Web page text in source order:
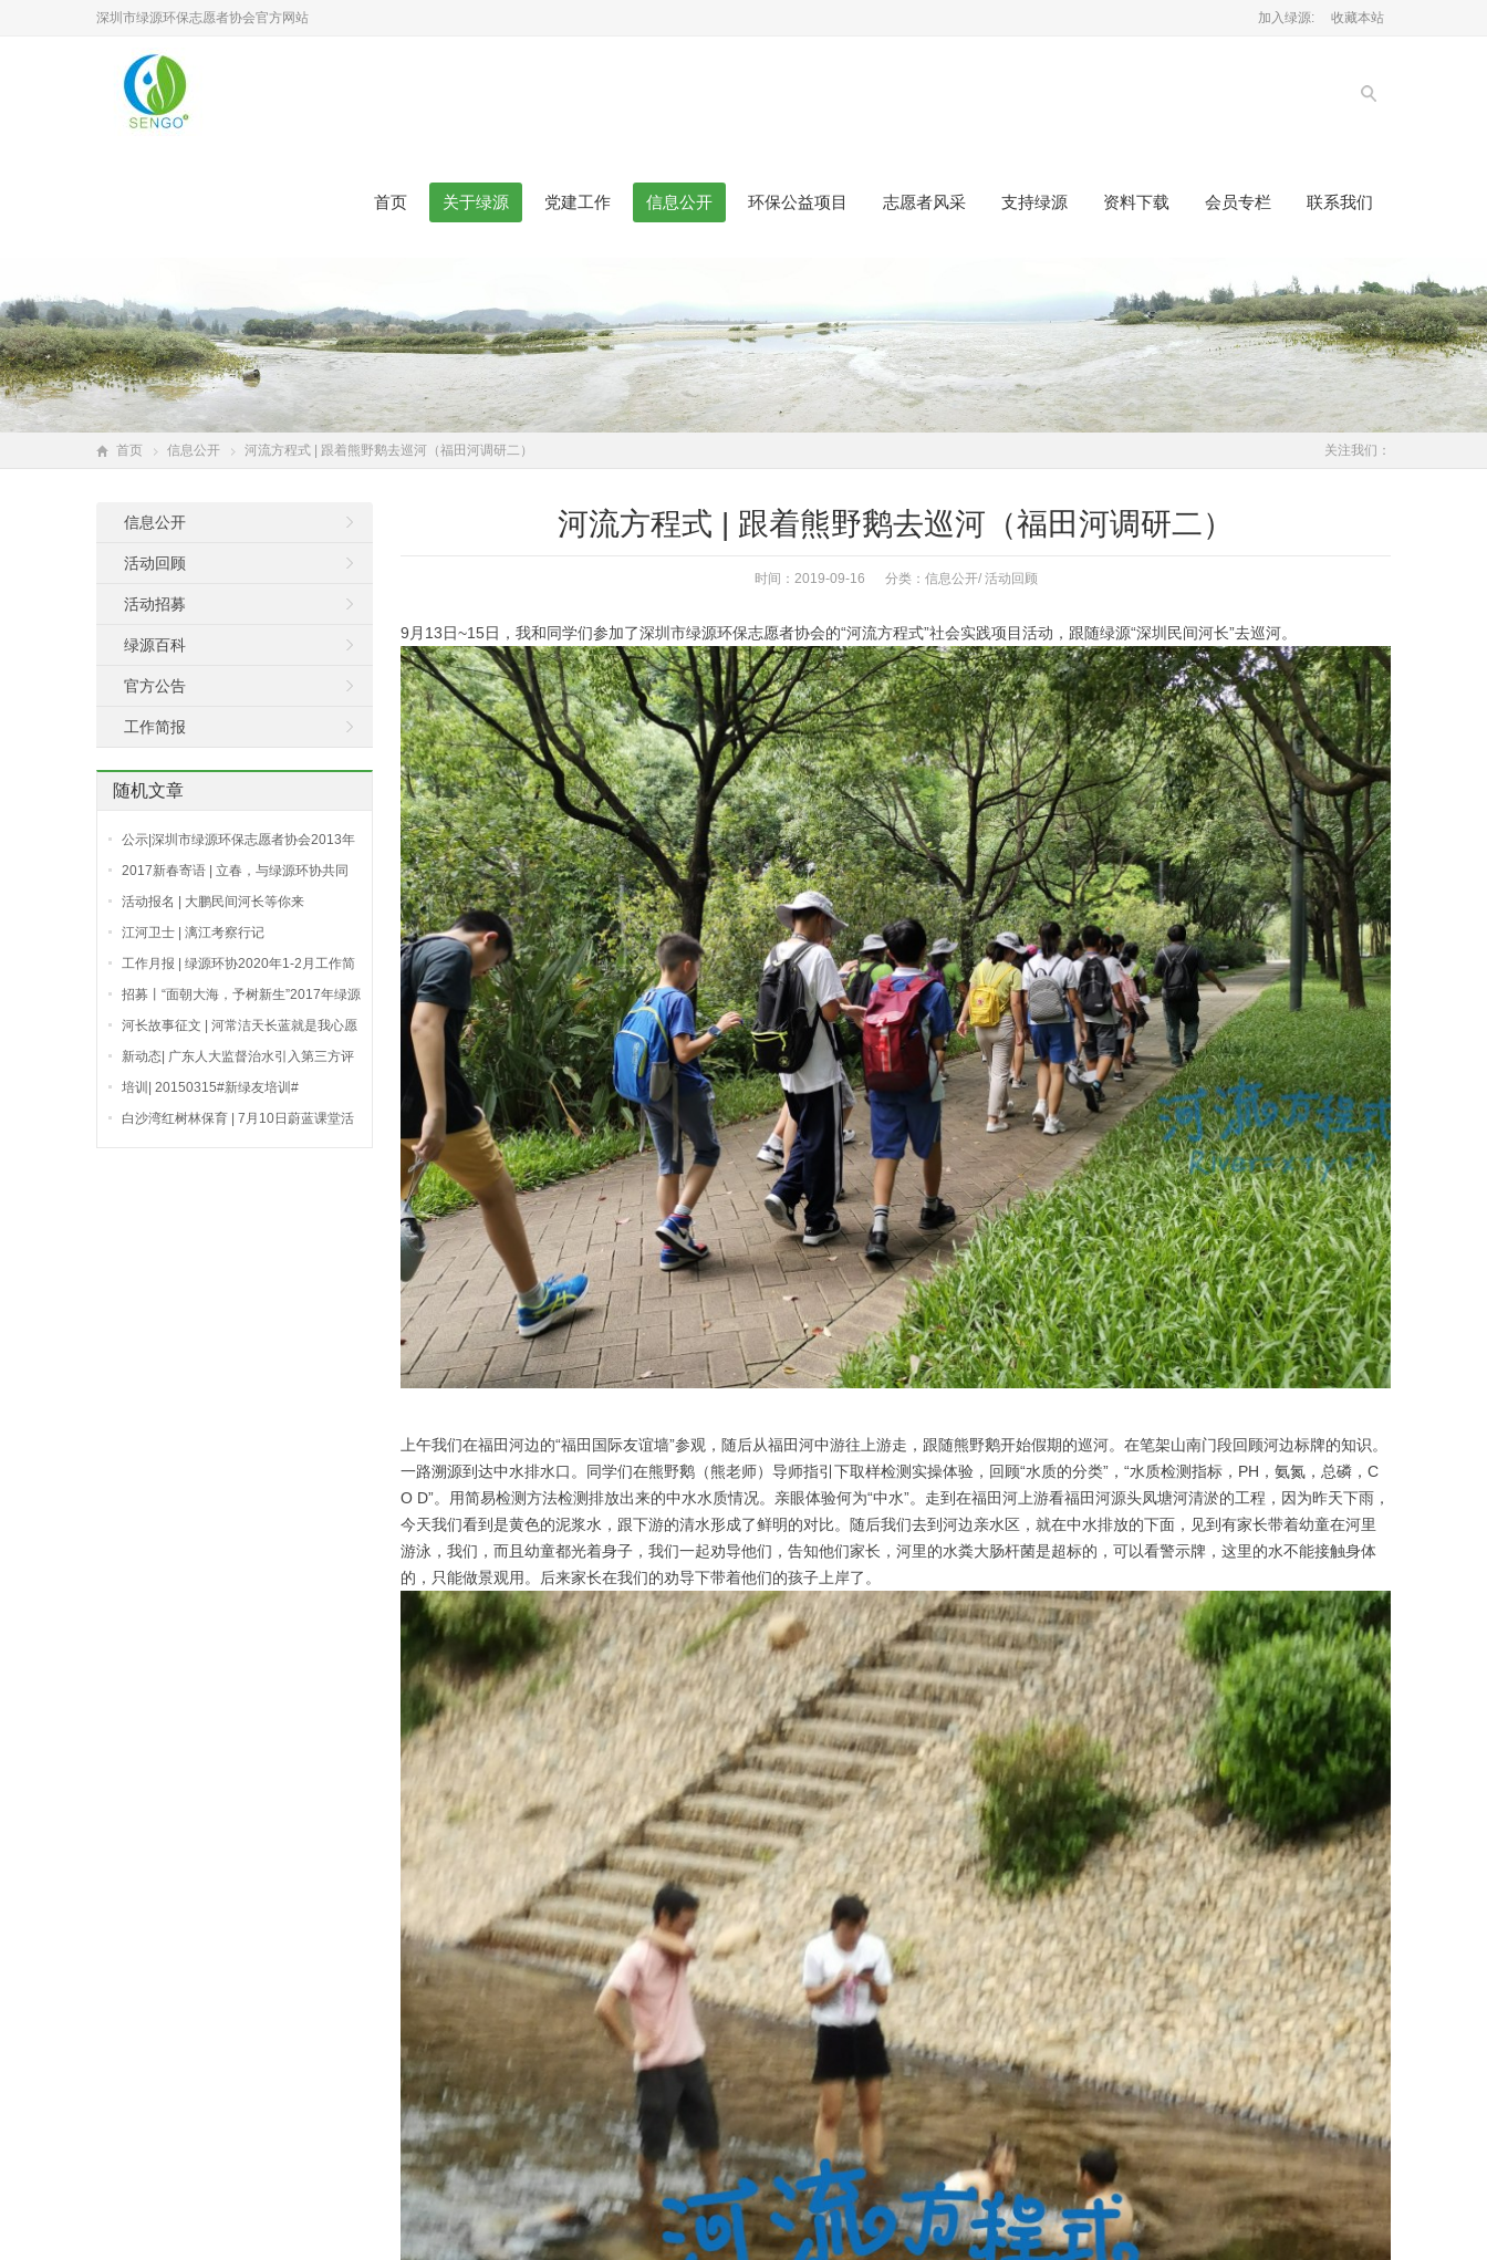
深圳市绿源环保志愿者协会官方网站 加入绿源: 收藏本站
首页 关于绿源 党建工作 信息公开 环保公益项目 志愿者风采 支持绿源 资料下载 会员专栏 联系我们
首页 信息公开 河流方程式 | 跟着熊野鹅去巡河（福田河调研二） 关注我们：
河流方程式 | 跟着熊野鹅去巡河（福田河调研二）
时间：2019-09-16 分类： 信息公开/ 活动回顾
9月13日~15日，我和同学们参加了深圳市绿源环保志愿者协会的“河流方程式”社会实践项目活动，跟随绿源“深圳民间河长”去巡河。
上午我们在福田河边的“福田国际友谊墙”参观，随后从福田河中游往上游走，跟随熊野鹅开始假期的巡河。在笔架山南门段回顾河边标牌的知识。
一路溯源到达中水排水口。同学们在熊野鹅（熊老师）导师指引下取样检测实操体验，回顾“水质的分类”，“水质检测指标，PH，氨氮，总磷，C
O D”。用简易检测方法检测排放出来的中水水质情况。亲眼体验何为“中水”。走到在福田河上游看福田河源头凤塘河清淤的工程，因为昨天下雨，
今天我们看到是黄色的泥浆水，跟下游的清水形成了鲜明的对比。随后我们去到河边亲水区，就在中水排放的下面，见到有家长带着幼童在河里
游泳，我们，而且幼童都光着身子，我们一起劝导他们，告知他们家长，河里的水粪大肠杆菌是超标的，可以看警示牌，这里的水不能接触身体
的，只能做景观用。后来家长在我们的劝导下带着他们的孩子上岸了。
信息公开
活动回顾
活动招募
绿源百科
官方公告
工作简报
随机文章
公示|深圳市绿源环保志愿者协会2013年
度机构财务审计报告
2017新春寄语 | 立春，与绿源环协共同
许下一份约定
活动报名 | 大鹏民间河长等你来
江河卫士 | 漓江考察行记
工作月报 | 绿源环协2020年1-2月工作简
报
招募丨“面朝大海，予树新生”2017年绿源
环协首场红树种植活动
河长故事征文 | 河常洁天长蓝就是我心愿
新动态| 广东人大监督治水引入第三方评
估
培训| 20150315#新绿友培训#
白沙湾红树林保育 | 7月10日蔚蓝课堂活